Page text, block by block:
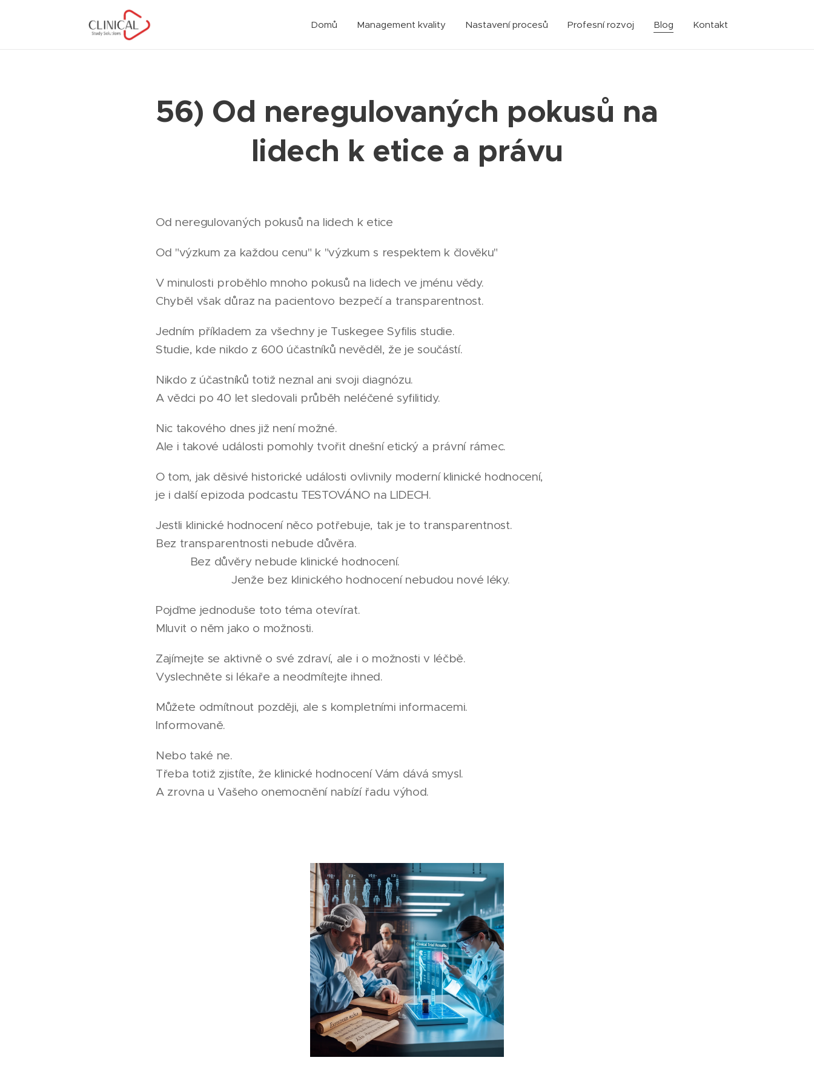
Domů Management kvality Nastavení procesů Profesní rozvoj Blog Kontakt
56) Od neregulovaných pokusů na
lidech k etice a právu
Od neregulovaných pokusů na lidech k etice
Od "výzkum za každou cenu" k "výzkum s respektem k člověku"
V minulosti proběhlo mnoho pokusů na lidech ve jménu vědy.
Chyběl však důraz na pacientovo bezpečí a transparentnost.
Jedním příkladem za všechny je Tuskegee Syfilis studie.
Studie, kde nikdo z 600 účastníků nevěděl, že je součástí.
Nikdo z účastníků totiž neznal ani svoji diagnózu.
A vědci po 40 let sledovali průběh neléčené syfilitidy.
Nic takového dnes již není možné.
Ale i takové události pomohly tvořit dnešní etický a právní rámec.
O tom, jak děsivé historické události ovlivnily moderní klinické hodnocení,
je i další epizoda podcastu TESTOVÁNO na LIDECH.
Jestli klinické hodnocení něco potřebuje, tak je to transparentnost.
Bez transparentnosti nebude důvěra.
Bez důvěry nebude klinické hodnocení.
Jenže bez klinického hodnocení nebudou nové léky.
Pojďme jednoduše toto téma otevírat.
Mluvit o něm jako o možnosti.
Zajímejte se aktivně o své zdraví, ale i o možnosti v léčbě.
Vyslechněte si lékaře a neodmítejte ihned.
Můžete odmítnout později, ale s kompletními informacemi.
Informovaně.
Nebo také ne.
Třeba totiž zjistíte, že klinické hodnocení Vám dává smysl.
A zrovna u Vašeho onemocnění nabízí řadu výhod.